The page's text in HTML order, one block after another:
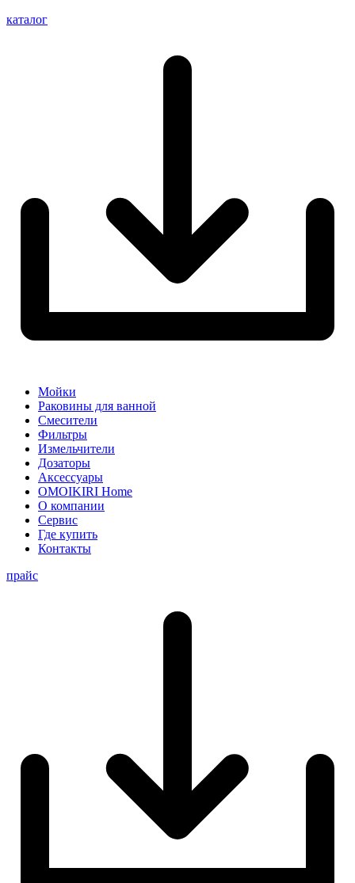
каталог
Мойки
Раковины для ванной
Смесители
Фильтры
Измельчители
Дозаторы
Аксессуары
OMOIKIRI Home
О компании
Сервис
Где купить
Контакты
прайс